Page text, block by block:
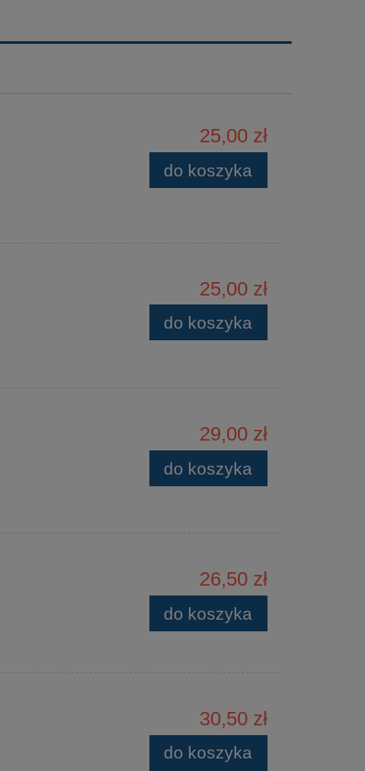
25,00 zł
do koszyka
25,00 zł
do koszyka
29,00 zł
do koszyka
26,50 zł
do koszyka
30,50 zł
do koszyka